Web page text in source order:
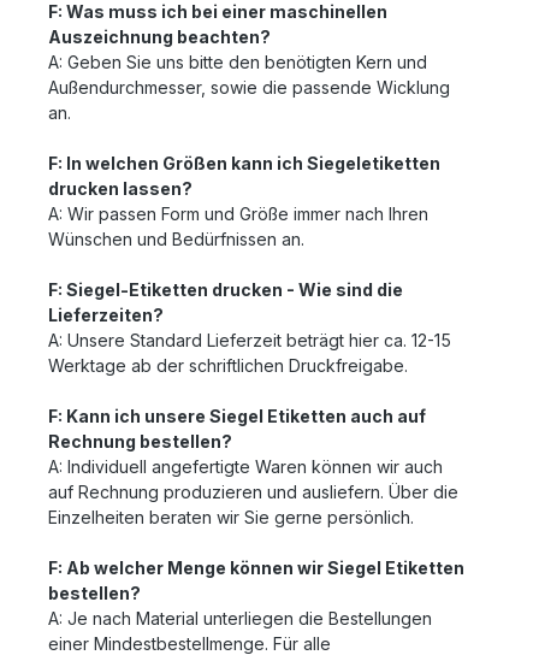
F: Was muss ich bei einer maschinellen
Auszeichnung beachten?
A: Geben Sie uns bitte den benötigten Kern und
Außendurchmesser, sowie die passende Wicklung
an.
F: In welchen Größen kann ich Siegeletiketten
drucken lassen?
A: Wir passen Form und Größe immer nach Ihren
Wünschen und Bedürfnissen an.
F: Siegel-Etiketten drucken - Wie sind die
Lieferzeiten?
A: Unsere Standard Lieferzeit beträgt hier ca. 12-15
Werktage ab der schriftlichen Druckfreigabe.
F: Kann ich unsere Siegel Etiketten auch auf
Rechnung bestellen?
A: Individuell angefertigte Waren können wir auch
auf Rechnung produzieren und ausliefern. Über die
Einzelheiten beraten wir Sie gerne persönlich.
F: Ab welcher Menge können wir Siegel Etiketten
bestellen?
A: Je nach Material unterliegen die Bestellungen
einer Mindestbestellmenge. Für alle